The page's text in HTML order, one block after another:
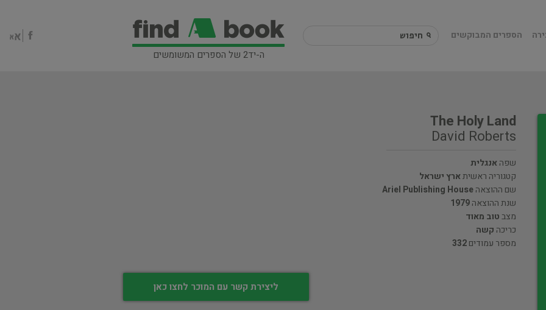
ה-יד2 של הספרים המשומשים
הספרים המבוקשים
The Holy Land
David Roberts
שפהאנגלית
קטגוריה ראשיתארץ ישראל
שם ההוצאהAriel Publishing House
שנת ההוצאה1979
מצבטוב מאוד
כריכה קשה
מספר עמודים332
ליצירת קשר עם המוכר לחצו כאן